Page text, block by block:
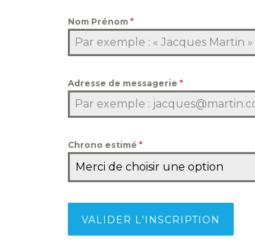
Nom Prénom *
Adresse de messagerie *
Chrono estimé *
Merci de choisir une option
VALIDER L'INSCRIPTION